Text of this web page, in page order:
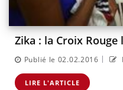
Zika : la Croix
Publié le 02.02.2016 |
LIRE L'ARTICLE